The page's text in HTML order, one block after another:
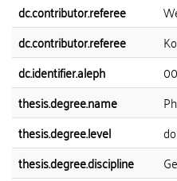
dc.contributor.referee
dc.contributor.referee
dc.identifier.aleph
thesis.degree.name
thesis.degree.level
thesis.degree.discipline